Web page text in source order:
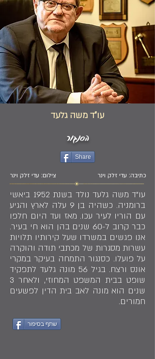
עו"ד משה גלעד
הסנגור
Share
צילום: עדי זלק וינר כתיבה: עדי זלק וינר
עו"ד משה גלעד נולד בשנת 1952 ביאשי
ברומניה. כשהיה בן 9 עלה לארץ והגיע
עם הוריו לעיר עכו. מאז ועד היום חלפו
כבר קרוב ל-60 שנים בהן הוא חי בעיר.
אנו פגשים במשרדו שעל קירותיו תלויות
עשרות מסגרות של מכתבי תודה והוקרה
על פועלו. כסנגור התמחה בעיקר במקרי
אונס ורצח. בגיל 56 מונה גלעד לתפקיד
שופט בבית המשפט המחוזי, ולאחר 3
שנים הוא מונה לאב בית הדין לפשעים
חמורים.
שתף בסיפור